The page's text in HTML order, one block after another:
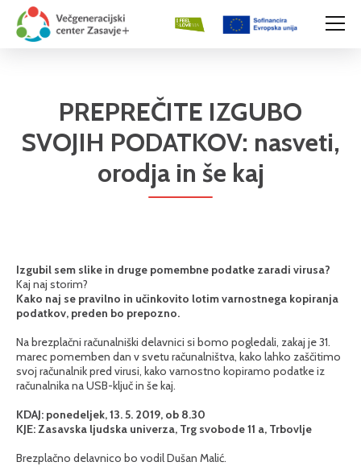
PREPREČITE IZGUBO
SVOJIH PODATKOV: nasveti,
orodja in še kaj
Izgubil sem slike in druge pomembne podatke zaradi virusa?
Kaj naj storim?
Kako naj se pravilno in učinkovito lotim varnostnega kopiranja
podatkov, preden bo prepozno.
Na brezplačni računalniški delavnici si bomo pogledali, zakaj je 31.
marec pomemben dan v svetu računalništva, kako lahko zaščitimo
svoj računalnik pred virusi, kako varnostno kopiramo podatke iz
računalnika na USB-ključ in še kaj.
KDAJ: ponedeljek, 13. 5. 2019, ob 8.30
KJE: Zasavska ljudska univerza, Trg svobode 11 a, Trbovlje
Brezplačno delavnico bo vodil Dušan Malić.